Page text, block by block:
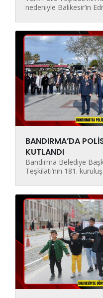
nedeniyle Balıkesir’in
BANDIRMA’DA
KUTLANDI
Bandırma Belediye
Teşkilatı’nın 181. kuruluş